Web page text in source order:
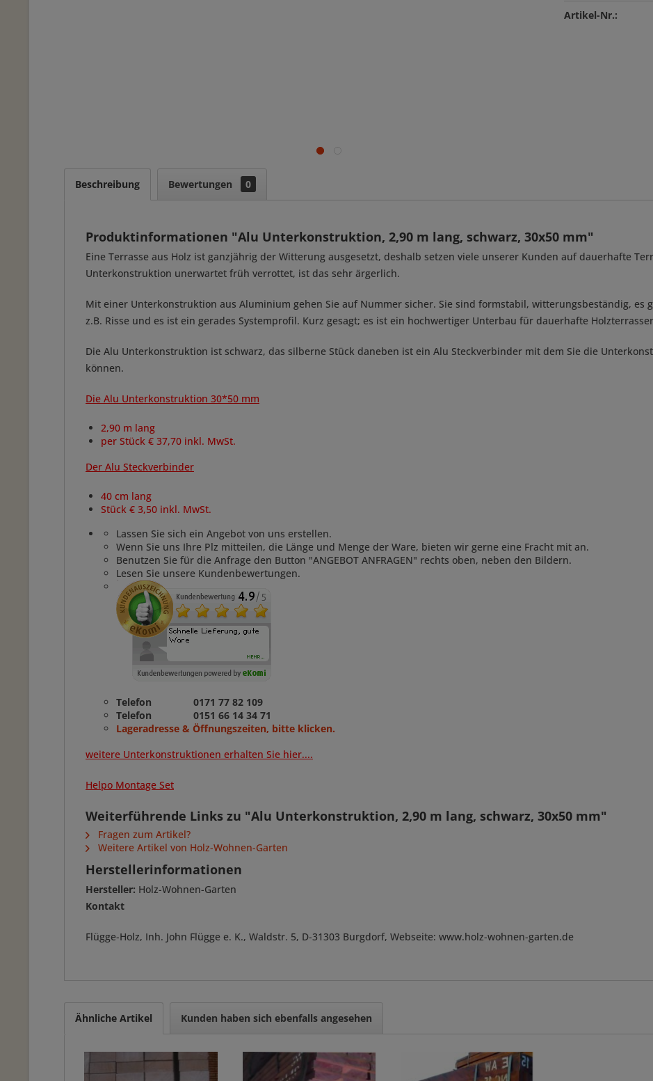
Artikel-Nr.:
Beschreibung Bewertungen 0
Produktinformationen "Alu Unterkonstruktion, 2,90 m lang, schwarz, 30x50 mm"
Eine Terrasse aus Holz ist ganzjährig der Witterung ausgesetzt, deshalb setzen viele unserer Kunden auf dauerhafte
Unterkonstruktion unerwartet früh verrottet, ist das sehr ärgerlich.
Mit einer Unterkonstruktion aus Aluminium gehen Sie auf Nummer sicher. Sie sind formstabil, witterungsbeständig, es
z.B. Risse und es ist ein gerades Systemprofil. Kurz gesagt; es ist ein hochwertiger Unterbau für dauerhafte
Die Alu Unterkonstruktion ist schwarz, das silberne Stück daneben ist ein Alu Steckverbinder mit dem Sie die
können.
Die Alu Unterkonstruktion 30*50 mm
2,90 m lang
per Stück € 37,70 inkl. MwSt.
Der Alu Steckverbinder
40 cm lang
Stück € 3,50 inkl. MwSt.
Lassen Sie sich ein Angebot von uns erstellen.
Wenn Sie uns Ihre Plz mitteilen, die Länge und Menge der Ware, bieten wir gerne eine Fracht mit an.
Benutzen Sie für die Anfrage den Button "ANGEBOT ANFRAGEN" rechts oben, neben den Bildern.
Lesen Sie unsere Kundenbewertungen.
Telefon 0171 77 82 109
Telefon 0151 66 14 34 71
Lageradresse & Öffnungszeiten, bitte klicken.
weitere Unterkonstruktionen erhalten Sie hier....
Helpo Montage Set
Weiterführende Links zu "Alu Unterkonstruktion, 2,90 m lang, schwarz, 30x50 mm"
Fragen zum Artikel?
Weitere Artikel von Holz-Wohnen-Garten
Herstellerinformationen
Hersteller: Holz-Wohnen-Garten
Kontakt
Flügge-Holz, Inh. John Flügge e. K., Waldstr. 5, D-31303 Burgdorf, Webseite: www.holz-wohnen-garten.de
Ähnliche Artikel Kunden haben sich ebenfalls angesehen